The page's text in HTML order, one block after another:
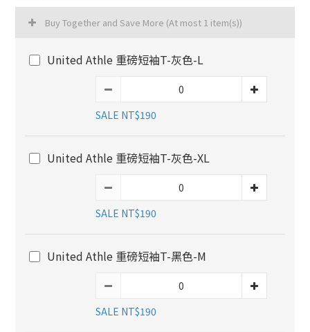
Buy Together and Save More (At most 1 item(s))
United Athle 重磅短袖T-灰色-L
SALE NT$190
United Athle 重磅短袖T-灰色-XL
SALE NT$190
United Athle 重磅短袖T-黑色-M
SALE NT$190